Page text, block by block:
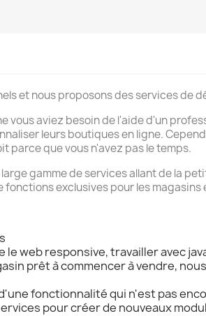
et nous proposons des services de
vous aviez besoin de l'aide d'un
leurs boutiques en ligne.
parce que vous n'avez pas le temps.
gamme de services allant de la
exclusives pour les magasins
web responsive, travailler avec
prêt à commencer à vendre,
fonctionnalité qui n'est pas
pour créer de nouveaux